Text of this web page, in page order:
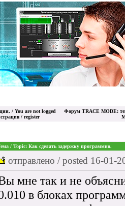
/ You are not logged
/ register
Форум TRACE MODE:
/ Topic: Как сделать задержку программно.
отправлено / posted 16-01-
мне так и не
в блоках